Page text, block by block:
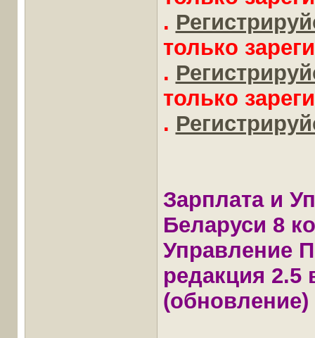
.
только
.
только
.
Зарплата и
Беларуси 8
Управление
редакция 2.5
(обновление)